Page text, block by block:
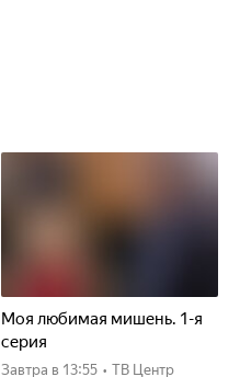
Моя любимая мишень. 1-я
серия
Завтра в 13:55 • ТВ Центр